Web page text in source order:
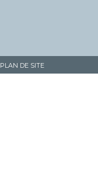
PLAN DE SITE